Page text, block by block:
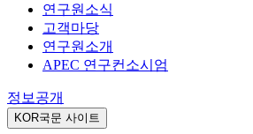
연구원소식
고객마당
연구원소개
APEC 연구컨소시엄
정보공개
KOR국문 사이트